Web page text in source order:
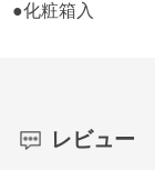
●化粧箱入
レビュー